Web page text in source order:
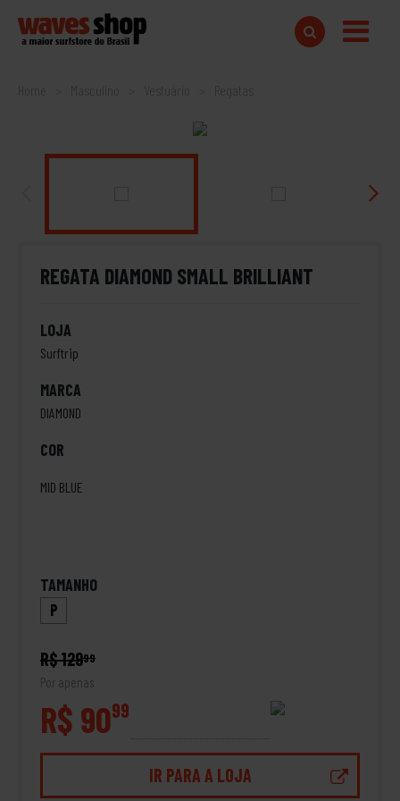
Home
REGATA DIAMOND SMALL BRILLIANT
LOJA
Surftrip
MARCA
DIAMOND
COR
MID BLUE
TAMANHO
P
R$ 12999
Por apenas
R$ 9099
IR PARA A LOJA